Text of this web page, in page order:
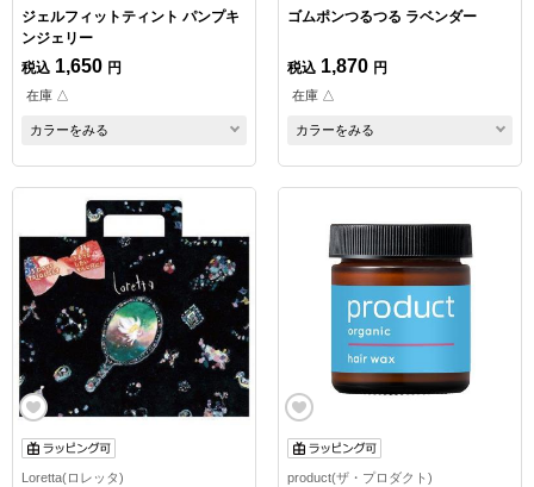
ジェルフィットティント パンプキ
ンジェリー
税込 1,650 円
在庫 △
カラーをみる
ゴムポンつるつる ラベンダー
税込 1,870 円
在庫 △
カラーをみる
Loretta(ロレッタ) product(ザ・プロダクト)